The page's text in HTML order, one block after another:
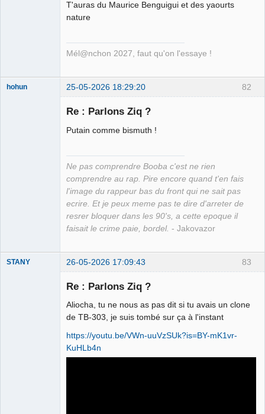
T'auras du Maurice Benguigui et des yaourts
nature
Mél@nchon 2027, faut qu'on l'essaye !
82
hohun 25-05-2026 18:29:20
Re : Parlons Ziq ?
Putain comme bismuth !
Ne pas comprendre Booba c'est ne rien
comprendre au rap. Pire encore quand t'en fais
l'image du rappeur bas du front qui ne sait pas
ecrire. Et je peux meme pas te dire d'arreter de
resrer bloquer dans les 90's, a cette epoque il
faisait le crime paie, bordel. - Jakovazor
83
STANY 26-05-2026 17:09:43
Re : Parlons Ziq ?
Aliocha, tu ne nous as pas dit si tu avais un clone
de TB-303, je suis tombé sur ça à l'instant
https://youtu.be/VWn-uuVzSUk?is=BY-mK1vr-
KuHLb4n